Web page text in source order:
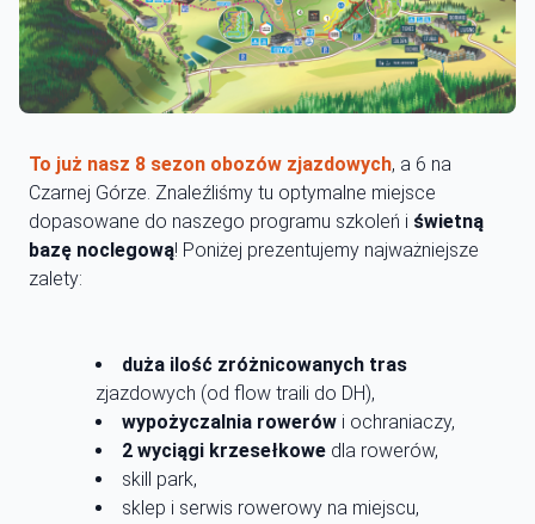
To już nasz 8 sezon obozów zjazdowych, a 6 na
Czarnej Górze. Znaleźliśmy tu optymalne miejsce
dopasowane do naszego programu szkoleń i świetną
bazę noclegową! Poniżej prezentujemy najważniejsze
zalety:
duża ilość zróżnicowanych tras
zjazdowych (od flow traili do DH),
wypożyczalnia rowerów i ochraniaczy,
2 wyciągi krzesełkowe dla rowerów,
skill park,
sklep i serwis rowerowy na miejscu,